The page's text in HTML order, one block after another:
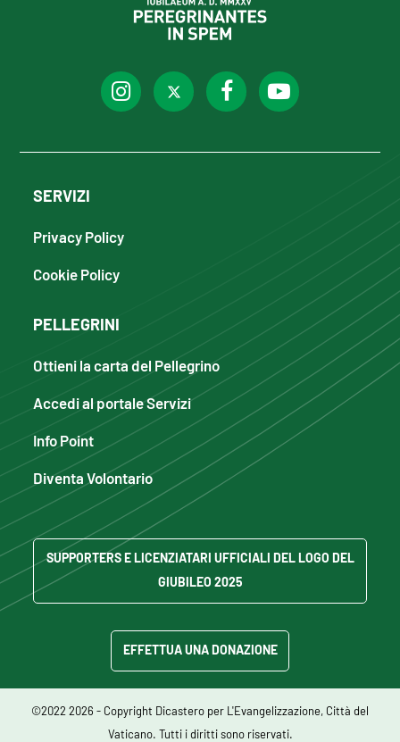
SERVIZI
Privacy Policy
Cookie Policy
PELLEGRINI
Ottieni la carta del Pellegrino
Accedi al portale Servizi
Info Point
Diventa Volontario
SUPPORTERS E LICENZIATARI UFFICIALI DEL LOGO DEL
GIUBILEO 2025
EFFETTUA UNA DONAZIONE
©2022 2026 - Copyright Dicastero per L'Evangelizzazione, Città del
Vaticano. Tutti i diritti sono riservati.